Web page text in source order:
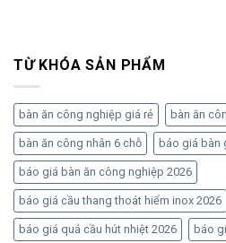
TỪ KHÓA SẢN PHẨM
bàn ăn công nghiệp giá rẻ bàn ăn
bàn ăn công nhân 6 chỗ báo giá bàn
báo giá bàn ăn công nghiệp 2026
báo giá cầu thang thoát hiểm inox 2026
báo giá quả cầu hút nhiệt 2026 báo